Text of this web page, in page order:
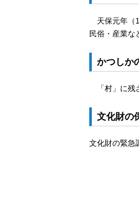
天保元年（
民俗・産業な
かつしか
「村」に残
文化財の
文化財の緊急